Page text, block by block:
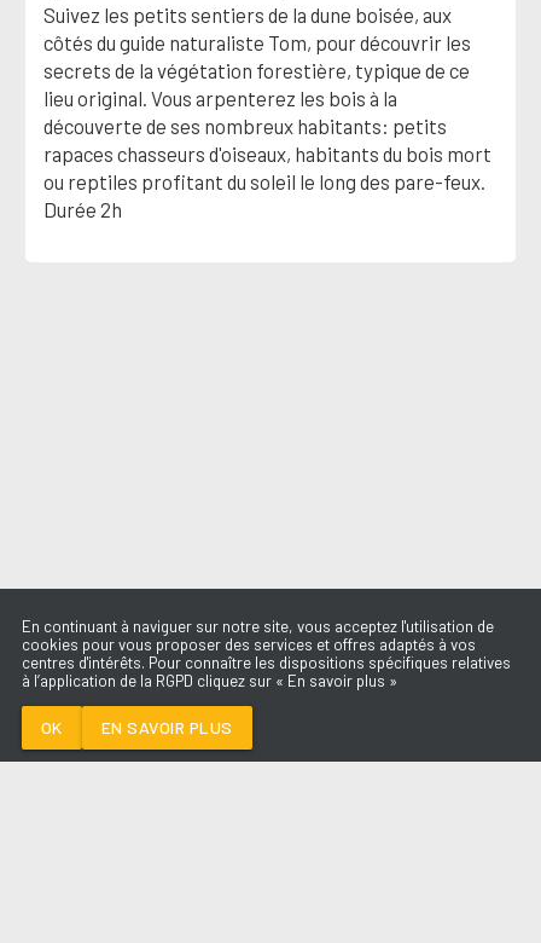
DRACULA (JENNIE
Suivez les petits sentiers de la dune boisée, aux
côtés du guide naturaliste Tom, pour découvrir les
secrets de la végétation forestière, typique de ce
lieu original. Vous arpenterez les bois à la
découverte de ses nombreux habitants: petits
rapaces chasseurs d'oiseaux, habitants du bois mort
ou reptiles profitant du soleil le long des pare-feux.
Durée 2h
En continuant à naviguer sur notre site, vous acceptez l'utilisation de
cookies pour vous proposer des services et offres adaptés à vos
centres d'intérêts. Pour connaître les dispositions spécifiques relatives
à l’application de la RGPD cliquez sur « En savoir plus »
OK EN SAVOIR PLUS